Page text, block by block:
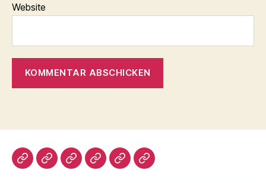
Website
Startseite
ÜberLinkseite
E1-
E9
Ruhrhöhenweg-